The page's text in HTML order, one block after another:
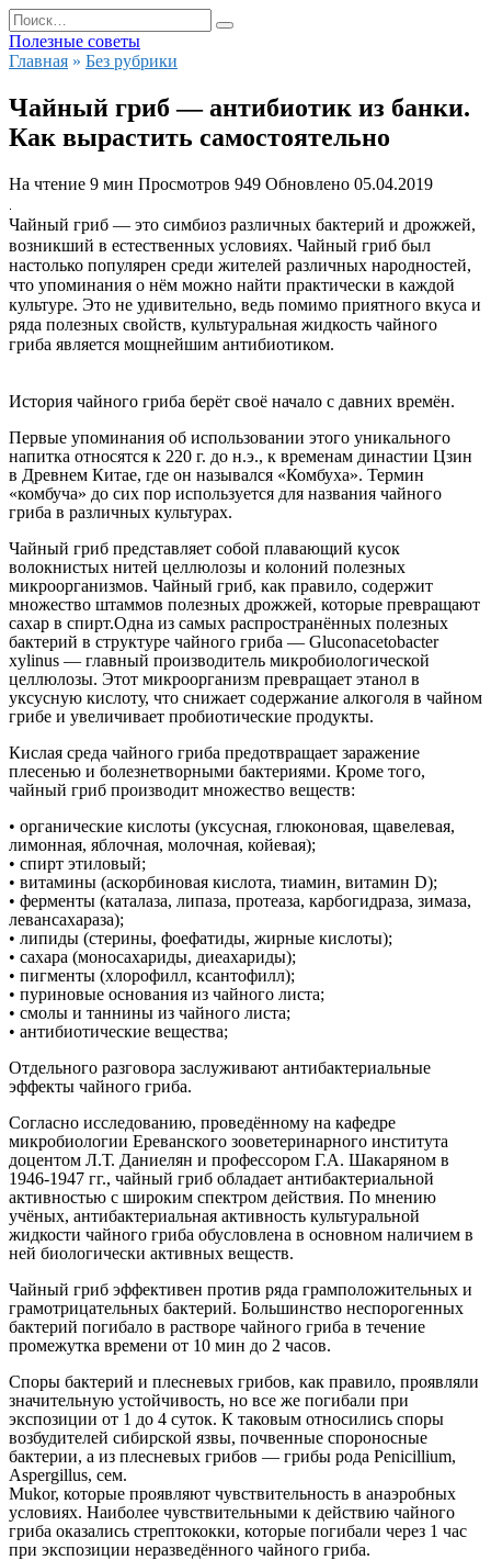
Перейти
к
содержанию
Search
for:
Полезные советы
Главная » Без рубрики
Чайный гриб — антибиотик из банки.
Как вырастить самостоятельно
На чтение 9 мин Просмотров 949 Обновлено 05.04.2019
Чайный гриб — это симбиоз различных бактерий и дрожжей,
возникший в естественных условиях. Чайный гриб был
настолько популярен среди жителей различных народностей,
что упоминания о нём можно найти практически в каждой
культуре. Это не удивительно, ведь помимо приятного вкуса и
ряда полезных свойств, культуральная жидкость чайного
гриба является мощнейшим антибиотиком.
История чайного гриба берёт своё начало с давних времён.
Первые упоминания об использовании этого уникального
напитка относятся к 220 г. до н.э., к временам династии Цзин
в Древнем Китае, где он назывался «Комбуха». Термин
«комбуча» до сих пор используется для названия чайного
гриба в различных культурах.
Чайный гриб представляет собой плавающий кусок
волокнистых нитей целлюлозы и колоний полезных
микроорганизмов. Чайный гриб, как правило, содержит
множество штаммов полезных дрожжей, которые превращают
сахар в спирт.Одна из самых распространённых полезных
бактерий в структуре чайного гриба — Gluconacetobacter
xylinus — главный производитель микробиологической
целлюлозы. Этот микроорганизм превращает этанол в
уксусную кислоту, что снижает содержание алкоголя в чайном
грибе и увеличивает пробиотические продукты.
Кислая среда чайного гриба предотвращает заражение
плесенью и болезнетворными бактериями. Кроме того,
чайный гриб производит множество веществ:
• органические кислоты (уксусная, глюконовая, щавелевая,
лимонная, яблочная, молочная, койевая);
• спирт этиловый;
• витамины (аскорбиновая кислота, тиамин, витамин D);
• ферменты (каталаза, липаза, протеаза, карбогидраза, зимаза,
левансахараза);
• липиды (стерины, фоефатиды, жирные кислоты);
• сахара (моносахариды, диеахариды);
• пигменты (хлорофилл, ксантофилл);
• пуриновые основания из чайного листа;
• смолы и таннины из чайного листа;
• антибиотические вещества;
Отдельного разговора заслуживают антибактериальные
эффекты чайного гриба.
Согласно исследованию, проведённому на кафедре
микробиологии Ереванского зооветеринарного института
доцентом Л.Т. Даниелян и профессором Г.А. Шакаряном в
1946-1947 гг., чайный гриб обладает антибактериальной
активностью с широким спектром действия. По мнению
учёных, антибактериальная активность культуральной
жидкости чайного гриба обусловлена в основном наличием в
ней биологически активных веществ.
Чайный гриб эффективен против ряда грамположительных и
грамотрицательных бактерий. Большинство неспорогенных
бактерий погибало в растворе чайного гриба в течение
промежутка времени от 10 мин до 2 часов.
Споры бактерий и плесневых грибов, как правило, проявляли
значительную устойчивость, но все же погибали при
экспозиции от 1 до 4 суток. К таковым относились споры
возбудителей сибирской язвы, почвенные спороносные
бактерии, а из плесневых грибов — грибы рода Penicillium,
Aspergillus, сем.
Mukor, которые проявляют чувствительность в анаэробных
условиях. Наиболее чувствительными к действию чайного
гриба оказались стрептококки, которые погибали через 1 час
при экспозиции неразведённого чайного гриба.